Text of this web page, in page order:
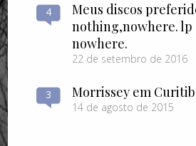
4
Meus discos
nothing​,​nowhere. lp
nowhere.
22 de setembro de 2016
3 Morrissey em
14 de agosto de 2015